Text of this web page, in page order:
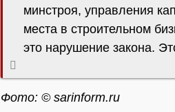
минстроя, управления
места в строительном
это нарушение закона.
Фото: © sarinform.ru